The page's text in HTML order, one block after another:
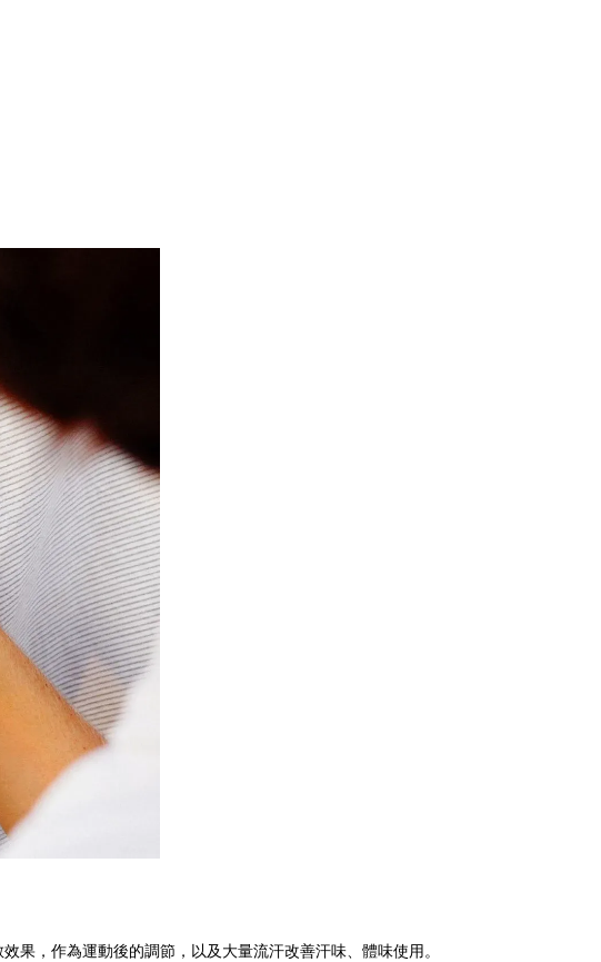
果，作為運動後的調節，以及大量流汗改善汗味、體味使用。